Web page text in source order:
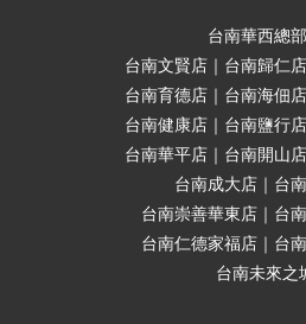
台南華西總
台南文賢店｜台南歸仁
台南育德店｜台南海佃
台南健康店｜台南鹽行
台南華平店｜台南開山
台南成大店｜台
台南崇善華東店｜台
台南仁德家福店｜台
台南未來之